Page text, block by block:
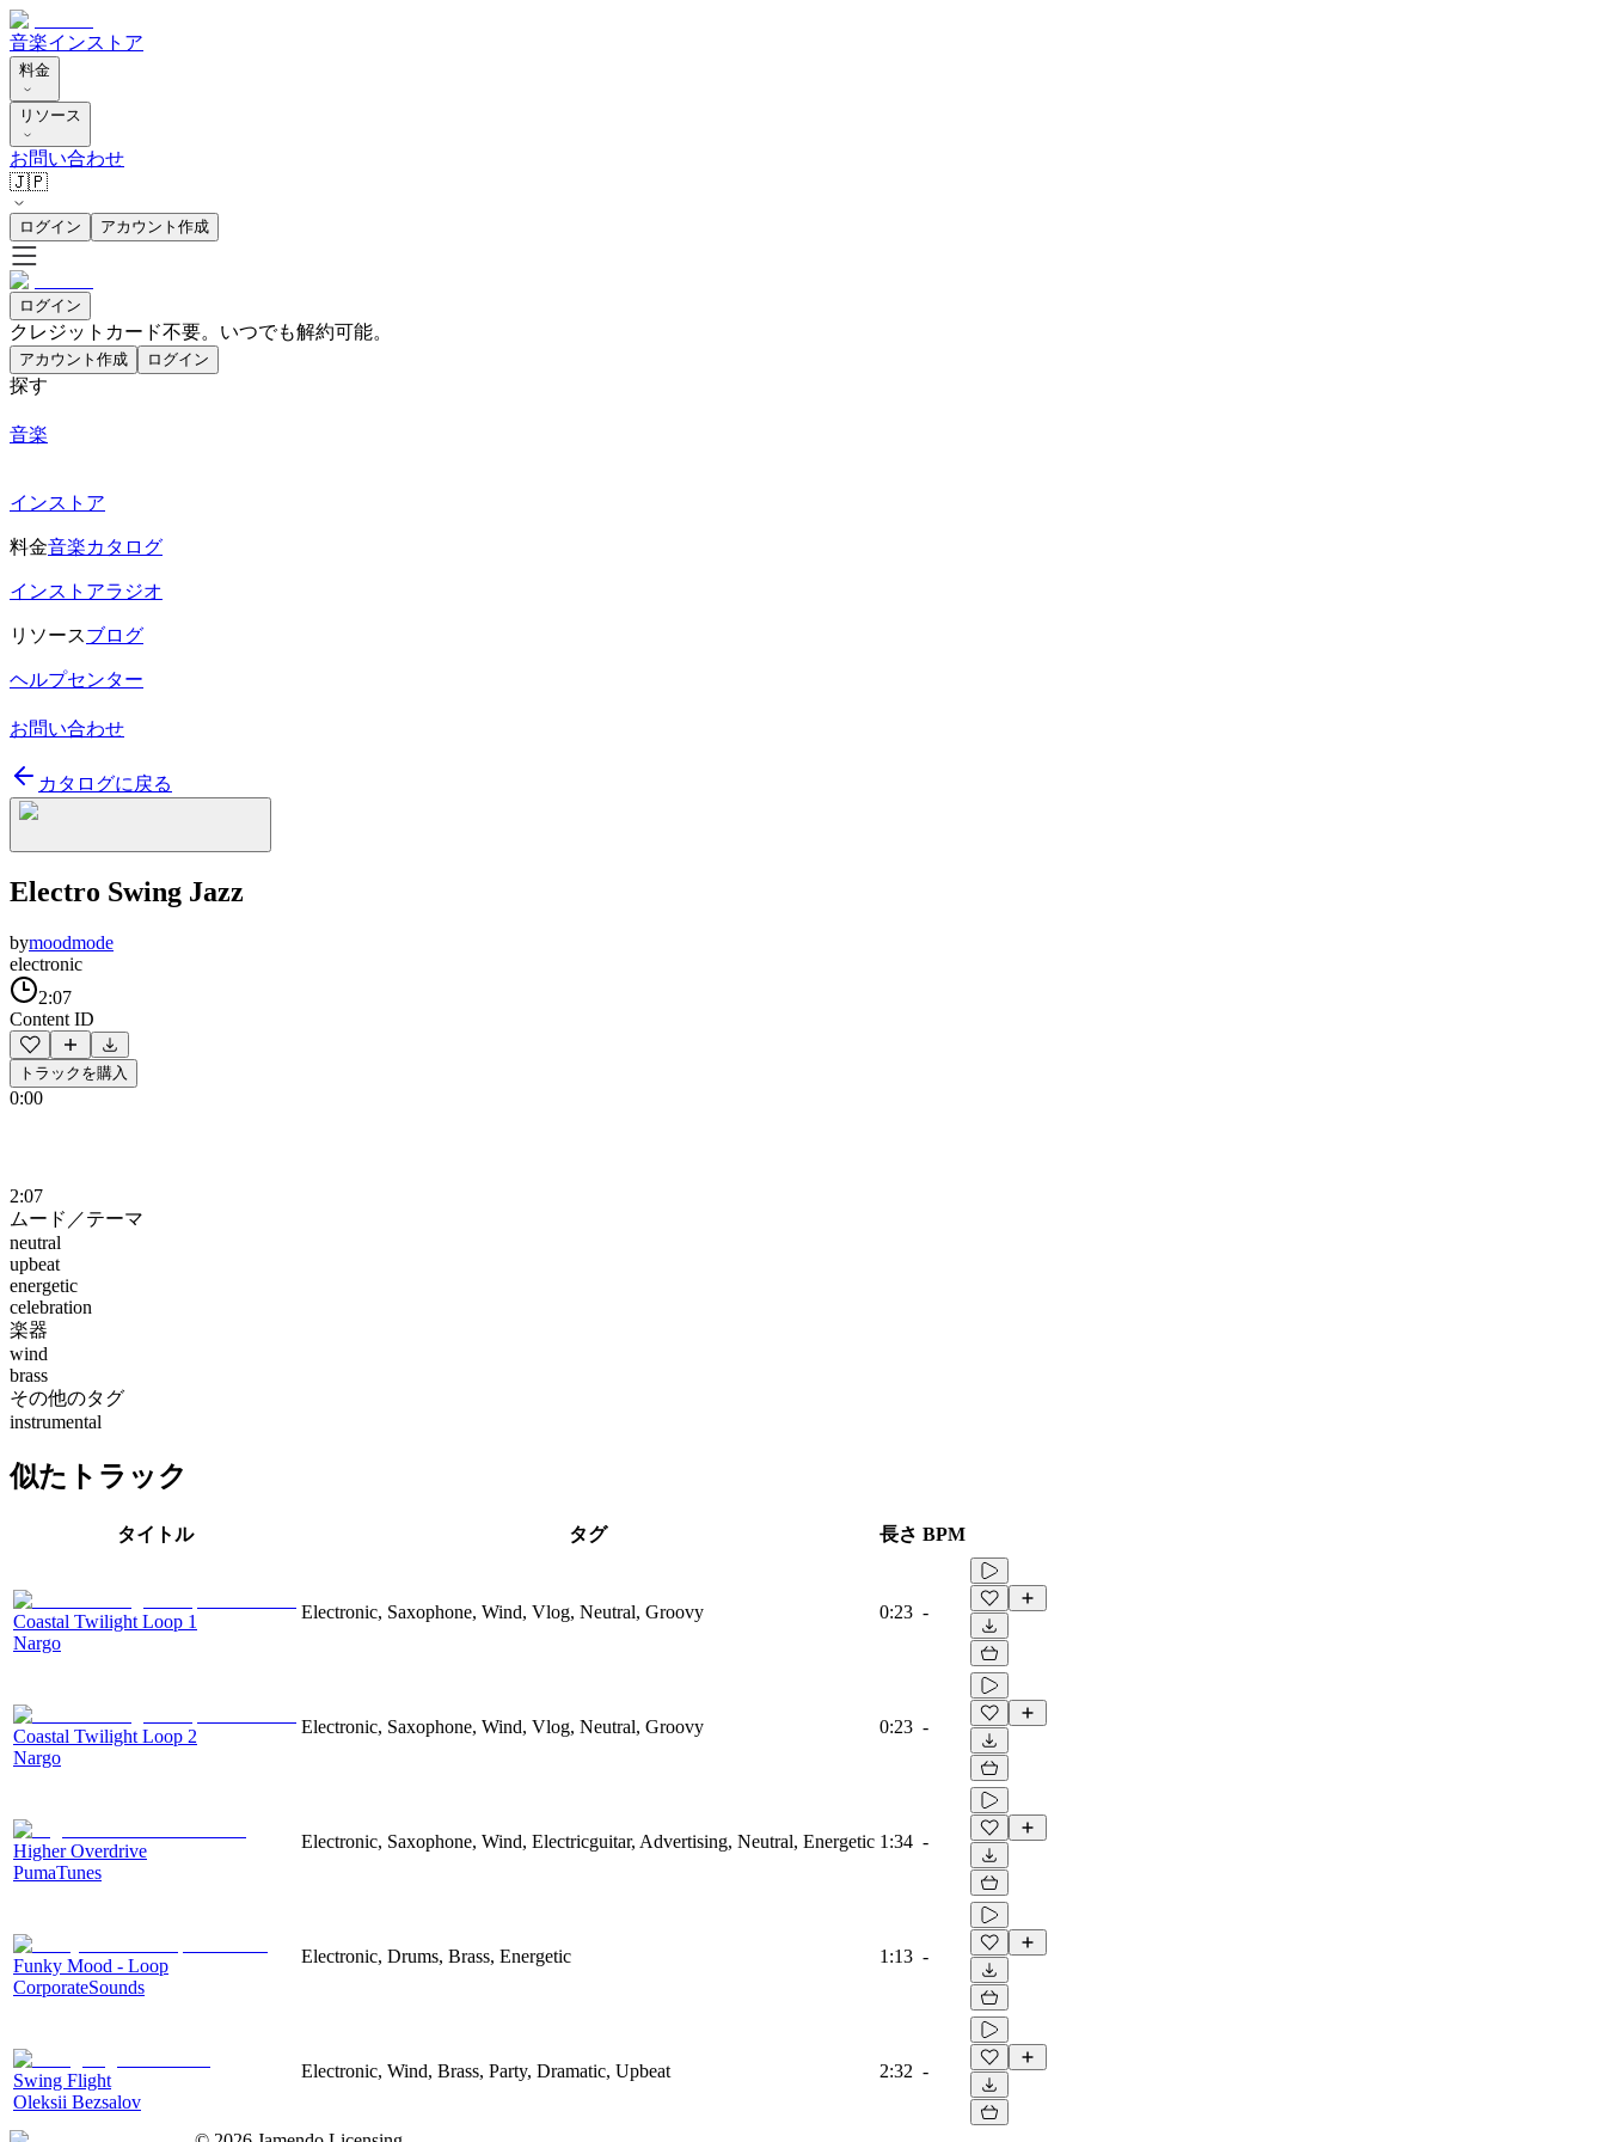
音楽インストア
料金
リソース
お問い合わせ
🇯🇵
ログイン アカウント作成
ログイン
クレジットカード不要。いつでも解約可能。
アカウント作成 ログイン
探す
音楽
インストア
料金音楽カタログ
インストアラジオ
リソースブログ
ヘルプセンター
お問い合わせ
カタログに戻る
Electro Swing Jazz
bymoodmode
electronic
2:07
Content ID
トラックを購入
0:00
2:07
ムード／テーマ
neutral
upbeat
energetic
celebration
楽器
wind
brass
その他のタグ
instrumental
似たトラック
タイトル タグ 長さ BPM
Coastal Twilight Loop 1
Nargo
Electronic, Saxophone, Wind, Vlog, Neutral, Groovy 0:23 -
Coastal Twilight Loop 2
Nargo
Electronic, Saxophone, Wind, Vlog, Neutral, Groovy 0:23 -
Higher Overdrive
PumaTunes
Electronic, Saxophone, Wind, Electricguitar, Advertising, Neutral, Energetic 1:34 -
Funky Mood - Loop
CorporateSounds
Electronic, Drums, Brass, Energetic 1:13 -
Swing Flight
Oleksii Bezsalov
Electronic, Wind, Brass, Party, Dramatic, Upbeat 2:32 -